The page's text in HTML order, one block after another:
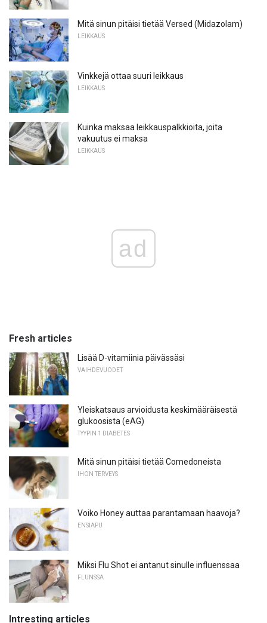
Mitä sinun pitäisi tietää Versed (Midazolam)
LEIKKAUS
Vinkkejä ottaa suuri leikkaus
LEIKKAUS
Kuinka maksaa leikkauspalkkioita, joita
vakuutus ei maksa
LEIKKAUS
ad
Fresh articles
Lisää D-vitamiinia päivässäsi
VAIHDEVUODET
Yleiskatsaus arvioidusta keskimääräisestä
glukoosista (eAG)
TYYPIN 1 DIABETES
Mitä sinun pitäisi tietää Comedoneista
IHON TERVEYS
Voiko Honey auttaa parantamaan haavoja?
ENSIAPU
Miksi Flu Shot ei antanut sinulle influenssaa
FLUNSSA
Intresting articles